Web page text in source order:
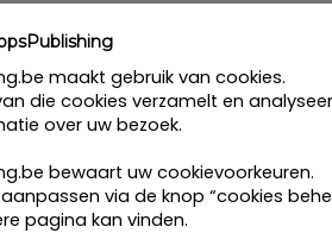
de vrijwaringsregeling, de
het civiel aansprakelijkheids-recht en
om de aansprakelijkheid anticipatief
in het hof van beroep te
maakt gebruik van cookies.
die cookies verzamelt en
over uw bezoek.
bewaart uw cookievoorkeuren.
via de knop “cookies
pagina kan vinden.